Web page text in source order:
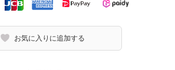
お気に入りに追加する